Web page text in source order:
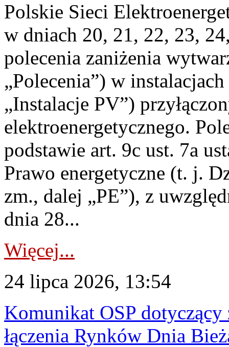
Polskie Sieci
w dniach 20, 21, 22, 23,
polecenia zaniżenia
„Polecenia”) w
„Instalacje PV”)
elektroenergetycznego.
podstawie art. 9c ust. 7a
Prawo energetyczne (t. j.
zm., dalej „PE”), z
dnia 28...
Więcej...
24 lipca 2026, 13:54
Komunikat OSP dotyczący
łączenia Rynków Dnia